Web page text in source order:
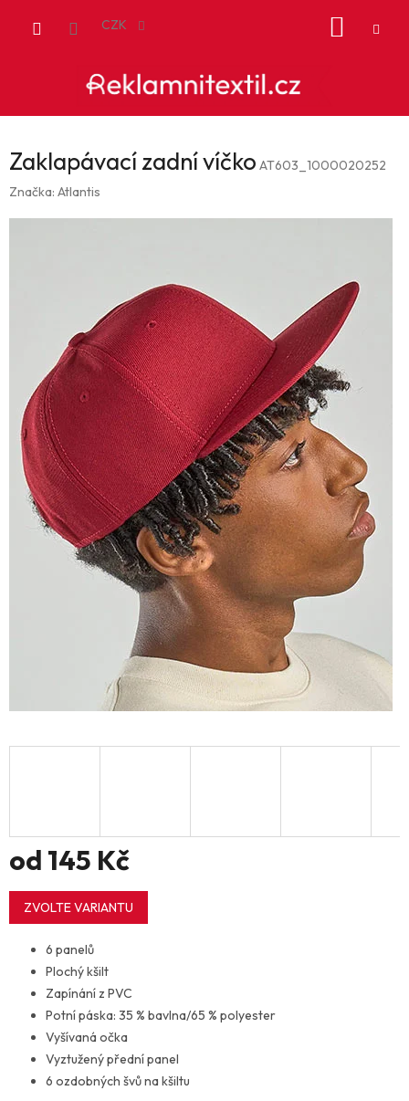
CZK
Zaklapávací zadní víčko AT603_1000020252
Značka: Atlantis
od 145 Kč
Měrná
cena:
ZVOLTE VARIANTU
6 panelů
Plochý kšilt
Zapínání z PVC
Potní páska: 35 % bavlna/65 % polyester
Vyšívaná očka
Vyztužený přední panel
6 ozdobných švů na kšiltu